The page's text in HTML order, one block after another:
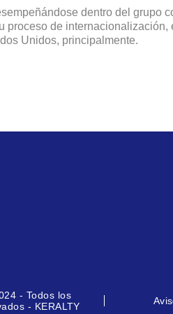
dentro del grupo
proceso de
Unidos, principalmente.
- Todos los
- KERALTY